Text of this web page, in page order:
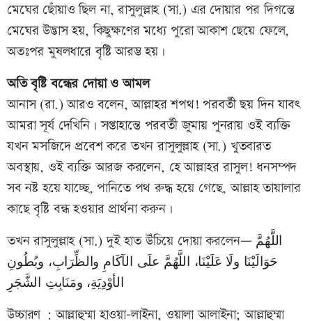
মেঘের ছোঁয়াও ছিল না, রাসুলুল্লাহ (সা.) এর দোয়ার পর দিগন্তে
মেঘের উদ্ভাস হয়, কিছুক্ষণের মধ্যে পুরো আকাশ ছেয়ে ফেলে,
অতঃপর মুষলধারে বৃষ্টি আরম্ভ হয়।
অতি বৃষ্টি বন্ধের দোয়া ও আমল
আনাস (রা.) আরও বলেন, আল্লাহর শপথ! পরবর্তী ছয় দিন যাবৎ
আমরা সূর্য দেখিনি। সপ্তাহান্তে পরবর্তী জুমায় পুনরায় ওই ব্যক্তি
যখন মসজিদে প্রবেশ করে তখন রাসুলুল্লাহ (সা.) খুতবারত
অবস্থায়, ওই ব্যক্তি আরজ করলেন, হে আল্লাহর রাসুল! ধনসম্পদ
সব নষ্ট হয়ে যাচ্ছে, পানিতে পথ রুদ্ধ হয়ে গেছে, আল্লাহ তায়ালার
কাছে বৃষ্টি বন্ধ হওয়ার প্রার্থনা করুন।
তখন রাসুলুল্লাহ (সা.) দুই হাত উঁচিয়ে দোয়া করলেন— اللَّهُمَّ
حَوَالَيْنَا ولَا عَلَيْنَا، اللَّهُمَّ علَى الآكَامِ والظِّرَابِ، وبُطُونِ
الأوْدِيَةِ، ومَنَابِتِ الشَّجَرِ
উচ্চারণ : আল্লাহুম্মা হাওয়া-লাইনা, ওয়ালা আলাইনা; আল্লাহুম্মা